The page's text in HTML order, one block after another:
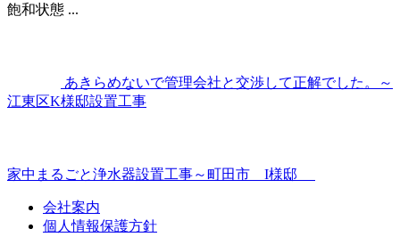
飽和状態 ...
あきらめないで管理会社と交渉して正解でした。～
江東区K様邸設置工事
家中まるごと浄水器設置工事～町田市 I様邸
会社案内
個人情報保護方針